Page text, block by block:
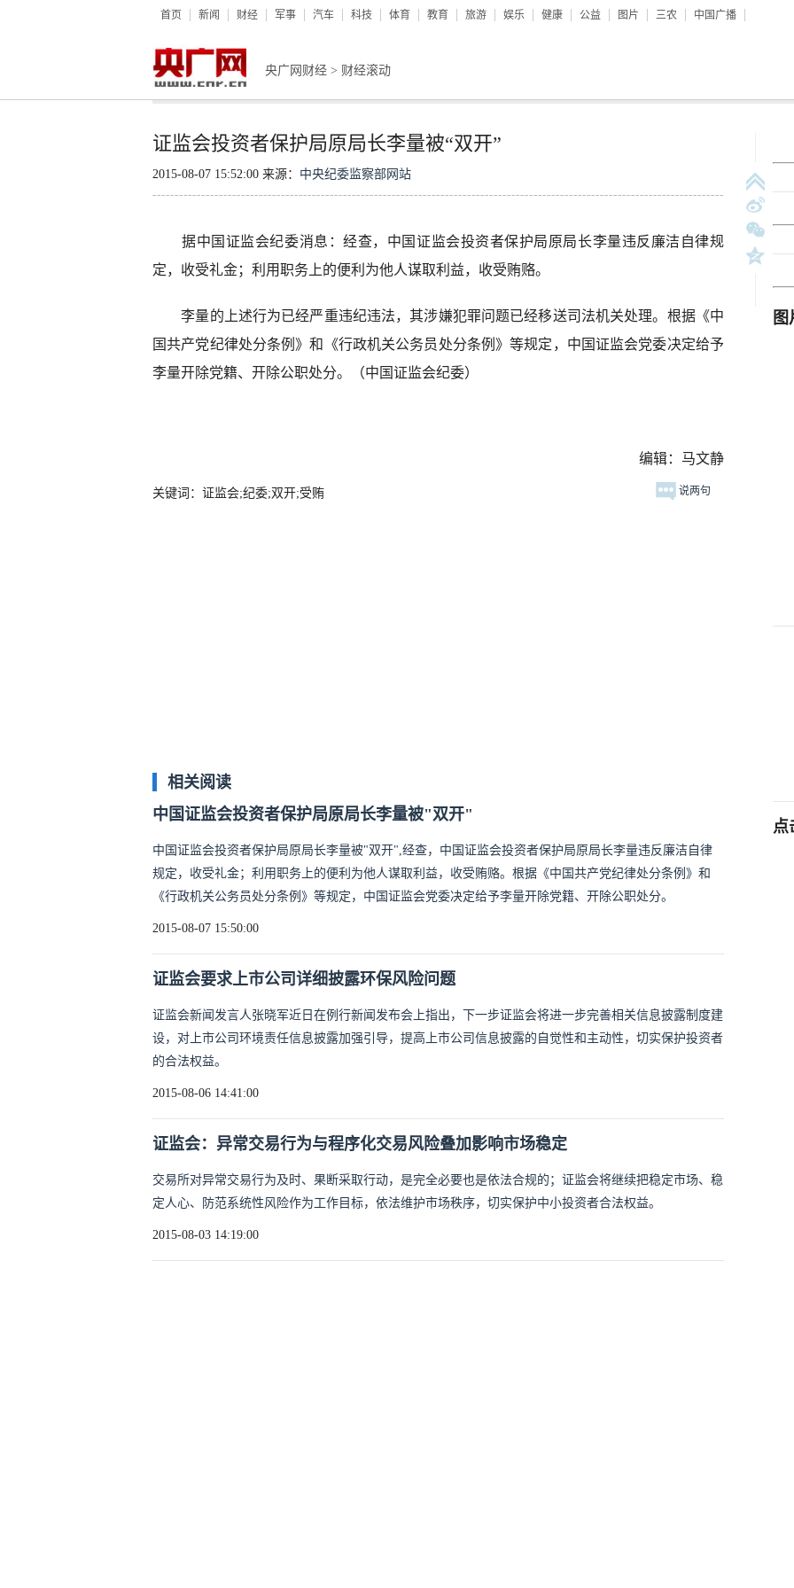
首页 新闻 财经 军事 汽车 科技 体育 教育 旅游 娱乐 健康 公益 图片 三农 中国广播
央广网财经 > 财经滚动
证监会投资者保护局原局长李量被“双开”
2015-08-07 15:52:00 来源： 中央纪委监察部网站
据中国证监会纪委消息：经查，中国证监会投资者保护局原局长李量违反廉洁自律规
定，收受礼金；利用职务上的便利为他人谋取利益，收受贿赂。
李量的上述行为已经严重违纪违法，其涉嫌犯罪问题已经移送司法机关处理。根据《中
国共产党纪律处分条例》和《行政机关公务员处分条例》等规定，中国证监会党委决定给予
李量开除党籍、开除公职处分。（中国证监会纪委）
编辑：马文静
关键词：证监会;纪委;双开;受贿 说两句
相关阅读
中国证监会投资者保护局原局长李量被"双开"
中国证监会投资者保护局原局长李量被"双开",经查，中国证监会投资者保护局原局长李量违反廉洁自律
规定，收受礼金；利用职务上的便利为他人谋取利益，收受贿赂。根据《中国共产党纪律处分条例》和
《行政机关公务员处分条例》等规定，中国证监会党委决定给予李量开除党籍、开除公职处分。
2015-08-07 15:50:00
证监会要求上市公司详细披露环保风险问题
证监会新闻发言人张晓军近日在例行新闻发布会上指出，下一步证监会将进一步完善相关信息披露制度建
设，对上市公司环境责任信息披露加强引导，提高上市公司信息披露的自觉性和主动性，切实保护投资者
的合法权益。
2015-08-06 14:41:00
证监会：异常交易行为与程序化交易风险叠加影响市场稳定
交易所对异常交易行为及时、果断采取行动，是完全必要也是依法合规的；证监会将继续把稳定市场、稳
定人心、防范系统性风险作为工作目标，依法维护市场秩序，切实保护中小投资者合法权益。
2015-08-03 14:19:00
点